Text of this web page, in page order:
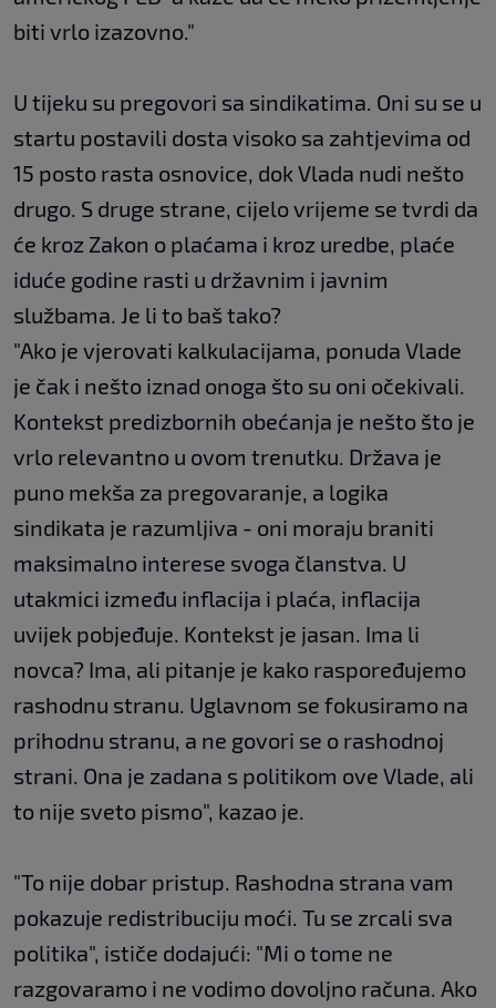
biti vrlo izazovno."
U tijeku su pregovori sa sindikatima. Oni su se u
startu postavili dosta visoko sa zahtjevima od
15 posto rasta osnovice, dok Vlada nudi nešto
drugo. S druge strane, cijelo vrijeme se tvrdi da
će kroz Zakon o plaćama i kroz uredbe, plaće
iduće godine rasti u državnim i javnim
službama. Je li to baš tako?
"Ako je vjerovati kalkulacijama, ponuda Vlade
je čak i nešto iznad onoga što su oni očekivali.
Kontekst predizbornih obećanja je nešto što je
vrlo relevantno u ovom trenutku. Država je
puno mekša za pregovaranje, a logika
sindikata je razumljiva - oni moraju braniti
maksimalno interese svoga članstva. U
utakmici između inflacija i plaća, inflacija
uvijek pobjeđuje. Kontekst je jasan. Ima li
novca? Ima, ali pitanje je kako raspoređujemo
rashodnu stranu. Uglavnom se fokusiramo na
prihodnu stranu, a ne govori se o rashodnoj
strani. Ona je zadana s politikom ove Vlade, ali
to nije sveto pismo", kazao je.
"To nije dobar pristup. Rashodna strana vam
pokazuje redistribuciju moći. Tu se zrcali sva
politika", ističe dodajući: "Mi o tome ne
razgovaramo i ne vodimo dovoljno računa. Ako